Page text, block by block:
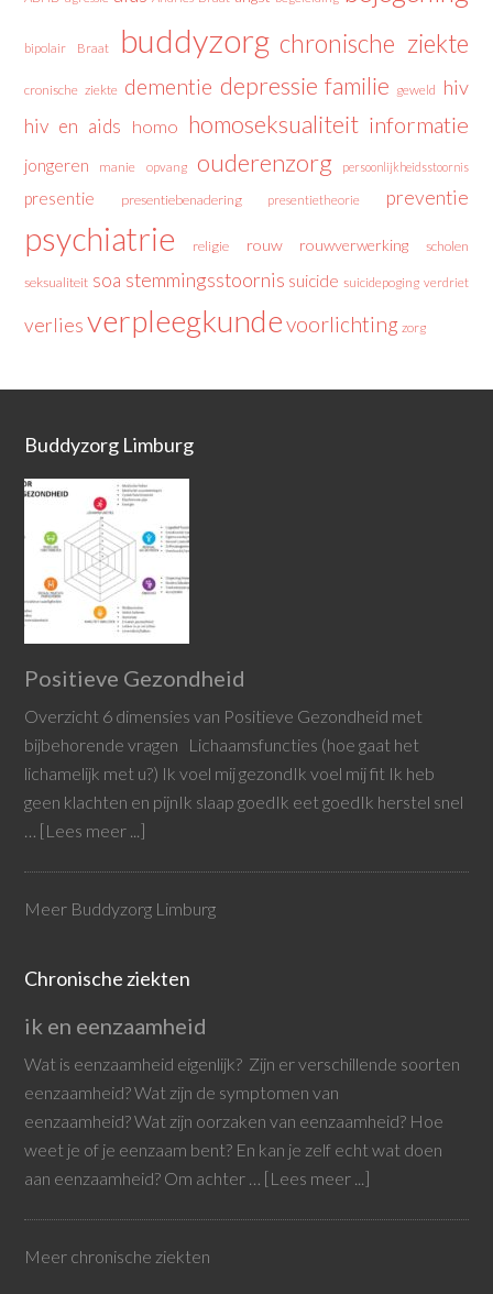
bipolair Braat buddyzorg chronische ziekte
cronische ziekte dementie depressie familie geweld hiv
hiv en aids homo homoseksualiteit informatie
jongeren manie opvang ouderenzorg persoonlijkheidsstoornis
presentie presentiebenadering presentietheorie preventie
psychiatrie religie rouw rouwverwerking scholen
seksualiteit soa stemmingsstoornis suicide suicidepoging verdriet
verlies verpleegkundevoorlichting zorg
Buddyzorg Limburg
Positieve Gezondheid
Overzicht 6 dimensies van Positieve Gezondheid met
bijbehorende vragen Lichaamsfuncties (hoe gaat het
lichamelijk met u?) Ik voel mij gezondIk voel mij fit Ik heb
geen klachten en pijnIk slaap goedIk eet goedIk herstel snel
… [Lees meer ...]
Meer Buddyzorg Limburg
Chronische ziekten
ik en eenzaamheid
Wat is eenzaamheid eigenlijk? Zijn er verschillende soorten
eenzaamheid? Wat zijn de symptomen van
eenzaamheid? Wat zijn oorzaken van eenzaamheid? Hoe
weet je of je eenzaam bent? En kan je zelf echt wat doen
aan eenzaamheid? Om achter … [Lees meer ...]
Meer chronische ziekten